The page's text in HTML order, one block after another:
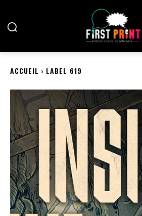
ACCUEIL LABEL 619